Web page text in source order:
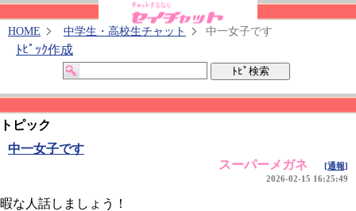
HOME 中学生・高校生チャット 中一女子です
ﾄﾋﾟｯｸ作成
トピック
中一女子です
スーパーメガネ
[通報]
2026-02-15 16:25:49
暇な人話しましょう！